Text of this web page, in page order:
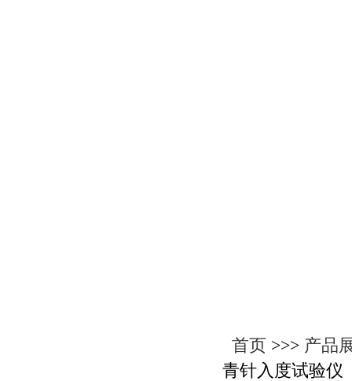
首页 >>> 产品
青针入度试验仪